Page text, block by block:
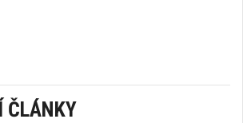
ČLÁNKY